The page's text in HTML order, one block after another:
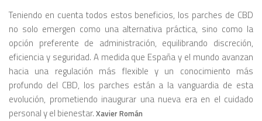
Teniendo en cuenta todos estos beneficios, los parches de CBD
no solo emergen como una alternativa práctica, sino como la
opción preferente de administración, equilibrando discreción,
eficiencia y seguridad. A medida que España y el mundo avanzan
hacia una regulación más flexible y un conocimiento más
profundo del CBD, los parches están a la vanguardia de esta
evolución, prometiendo inaugurar una nueva era en el cuidado
personal y el bienestar. Xavier Román